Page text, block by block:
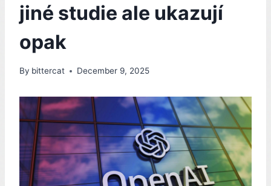
jiné studie ale ukazují
opak
By bittercat December 9, 2025